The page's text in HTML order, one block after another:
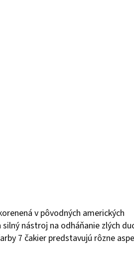
v pôvodných amerických
nástroj na odháňanie zlých
7 čakier predstavujú rôzne